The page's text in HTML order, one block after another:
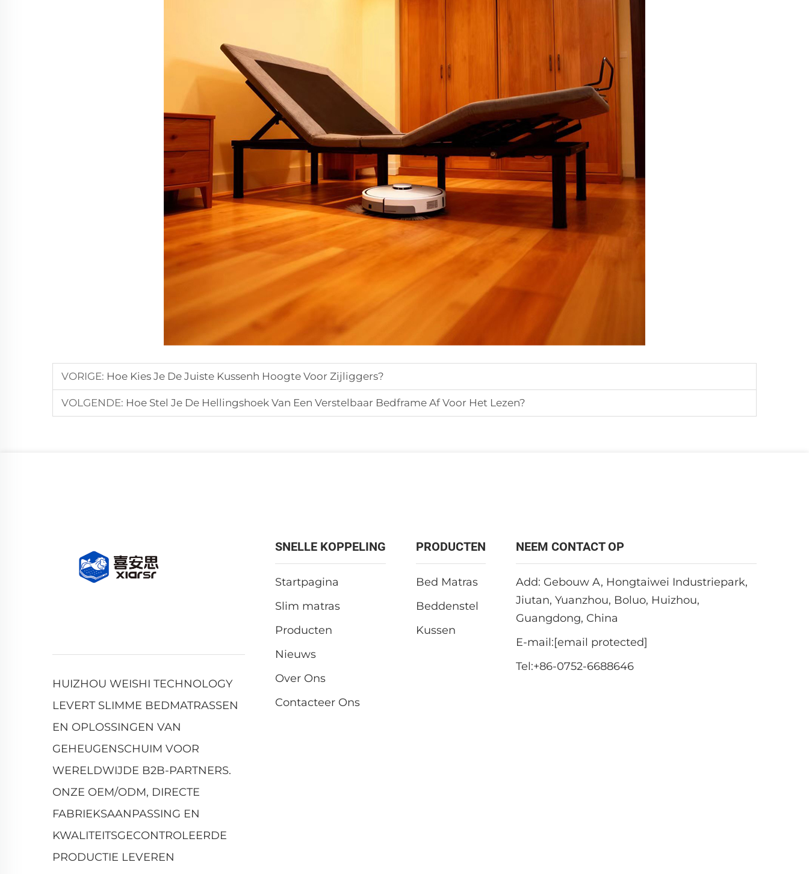
VORIGE: Hoe Kies Je De Juiste Kussenh Hoogte Voor Zijliggers?
VOLGENDE: Hoe Stel Je De Hellingshoek Van Een Verstelbaar Bedframe Af Voor Het Lezen?
HUIZHOU WEISHI TECHNOLOGY
LEVERT SLIMME BEDMATRASSEN
EN OPLOSSINGEN VAN
GEHEUGENSCHUIM VOOR
WERELDWIJDE B2B-PARTNERS.
ONZE OEM/ODM, DIRECTE
FABRIEKSAANPASSING EN
KWALITEITSGECONTROLEERDE
PRODUCTIE LEVEREN
SNELLE KOPPELING
Startpagina
Slim matras
Producten
Nieuws
Over Ons
Contacteer Ons
PRODUCTEN
Bed Matras
Beddenstel
Kussen
NEEM CONTACT OP
Add: Gebouw A, Hongtaiwei Industriepark,
Jiutan, Yuanzhou, Boluo, Huizhou,
Guangdong, China
E-mail:[email protected]
Tel:+86-0752-6688646